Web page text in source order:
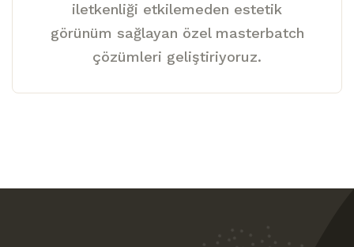
iletkenliği etkilemeden estetik
görünüm sağlayan özel masterbatch
çözümleri geliştiriyoruz.